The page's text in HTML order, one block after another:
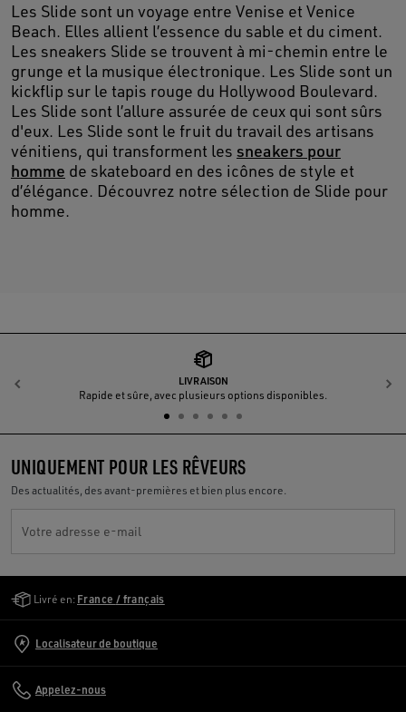
Les Slide sont un voyage entre Venise et Venice
Beach. Elles allient l’essence du sable et du ciment.
Les sneakers Slide se trouvent à mi-chemin entre le
grunge et la musique électronique. Les Slide sont un
kickflip sur le tapis rouge du Hollywood Boulevard.
Les Slide sont l’allure assurée de ceux qui sont sûrs
d'eux. Les Slide sont le fruit du travail des artisans
vénitiens, qui transforment les sneakers pour
homme de skateboard en des icônes de style et
d’élégance. Découvrez notre sélection de Slide pour
homme.
LIVRAISON
Rapide et sûre, avec plusieurs options disponibles.
Précédent
UNIQUEMENT POUR LES RÊVEURS
Des actualités, des avant-premières et bien plus encore.
Votre adresse e-mail
Livré en: France / français
Localisateur de boutique
Appelez-nous